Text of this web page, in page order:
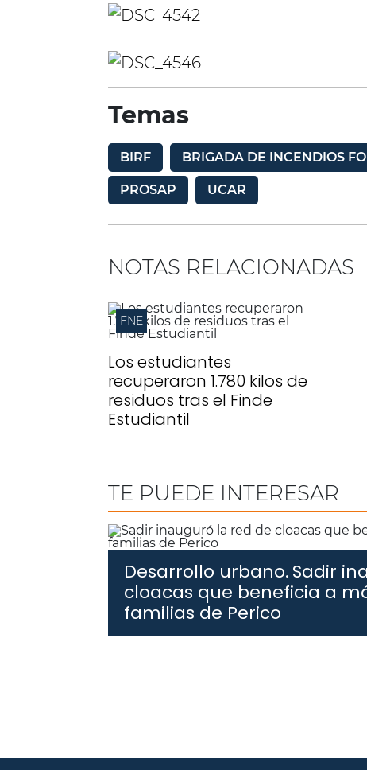
Temas
BIRF BRIGADA DE INCENDIOS
PROSAP UCAR
NOTAS RELACIONADAS
FNE
Los estudiantes
recuperaron 1.780 kilos de
residuos tras el Finde
Estudiantil
TE PUEDE INTERESAR
Desarrollo urbano.Sadir
cloacas que beneficia a
familias de Perico